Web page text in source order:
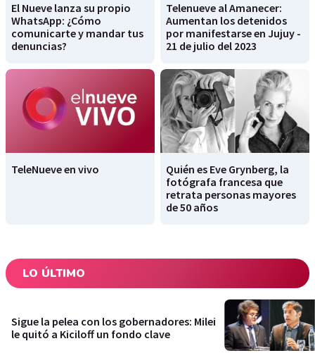
El Nueve lanza su propio
WhatsApp: ¿Cómo
comunicarte y mandar tus
denuncias?
Telenueve al Amanecer:
Aumentan los detenidos
por manifestarse en Jujuy -
21 de julio del 2023
TeleNueve en vivo
Quién es Eve Grynberg, la
fotógrafa francesa que
retrata personas mayores
de 50 años
LO ÚLTIMO
Sigue la pelea con los gobernadores: Milei
le quitó a Kiciloff un fondo clave